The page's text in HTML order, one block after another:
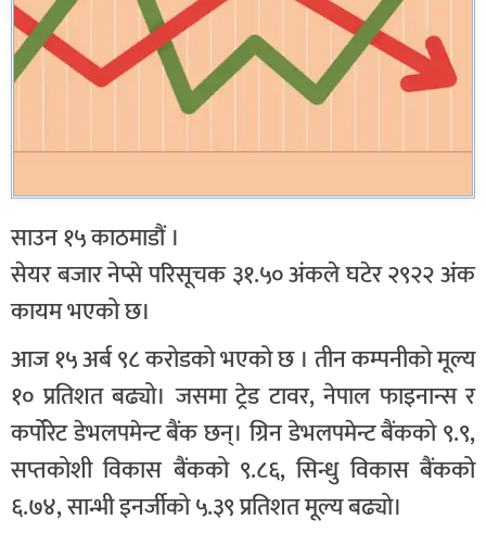
साउन १५ काठमाडौं ।
सेयर बजार नेप्से परिसूचक ३१.५० अंकले घटेर २९२२ अंक
कायम भएको छ।
आज १५ अर्ब ९८ करोडको भएको छ । तीन कम्पनीको मूल्य
१० प्रतिशत बढ्यो। जसमा ट्रेड टावर, नेपाल फाइनान्स र
कर्पोरेट डेभलपमेन्ट बैंक छन्। ग्रिन डेभलपमेन्ट बैंकको ९.९,
सप्तकोशी विकास बैंकको ९.८६, सिन्धु विकास बैंकको
६.७४, सान्भी इनर्जीको ५.३९ प्रतिशत मूल्य बढ्यो।